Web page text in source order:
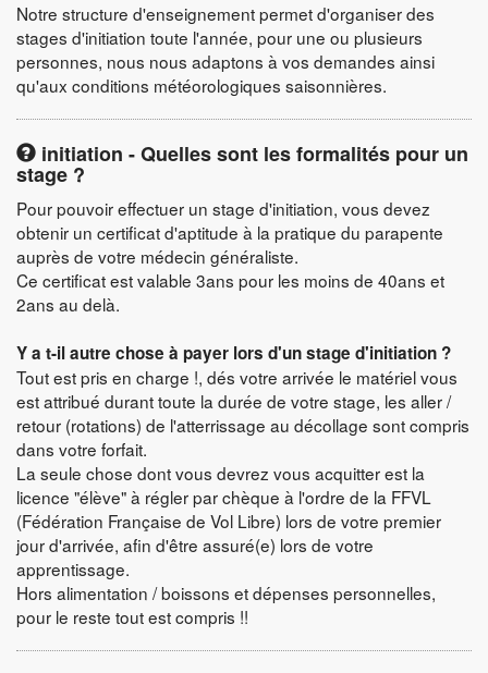
Notre structure d'enseignement permet d'organiser des
stages d'initiation toute l'année, pour une ou plusieurs
personnes, nous nous adaptons à vos demandes ainsi
qu'aux conditions météorologiques saisonnières.
initiation - Quelles sont les formalités pour un
stage ?
Pour pouvoir effectuer un stage d'initiation, vous devez
obtenir un certificat d'aptitude à la pratique du parapente
auprès de votre médecin généraliste.
Ce certificat est valable 3ans pour les moins de 40ans et
2ans au delà.
Y a t-il autre chose à payer lors d'un stage d'initiation ?
Tout est pris en charge !, dés votre arrivée le matériel vous
est attribué durant toute la durée de votre stage, les aller /
retour (rotations) de l'atterrissage au décollage sont compris
dans votre forfait.
La seule chose dont vous devrez vous acquitter est la
licence "élève" à régler par chèque à l'ordre de la FFVL
(Fédération Française de Vol Libre) lors de votre premier
jour d'arrivée, afin d'être assuré(e) lors de votre
apprentissage.
Hors alimentation / boissons et dépenses personnelles,
pour le reste tout est compris !!